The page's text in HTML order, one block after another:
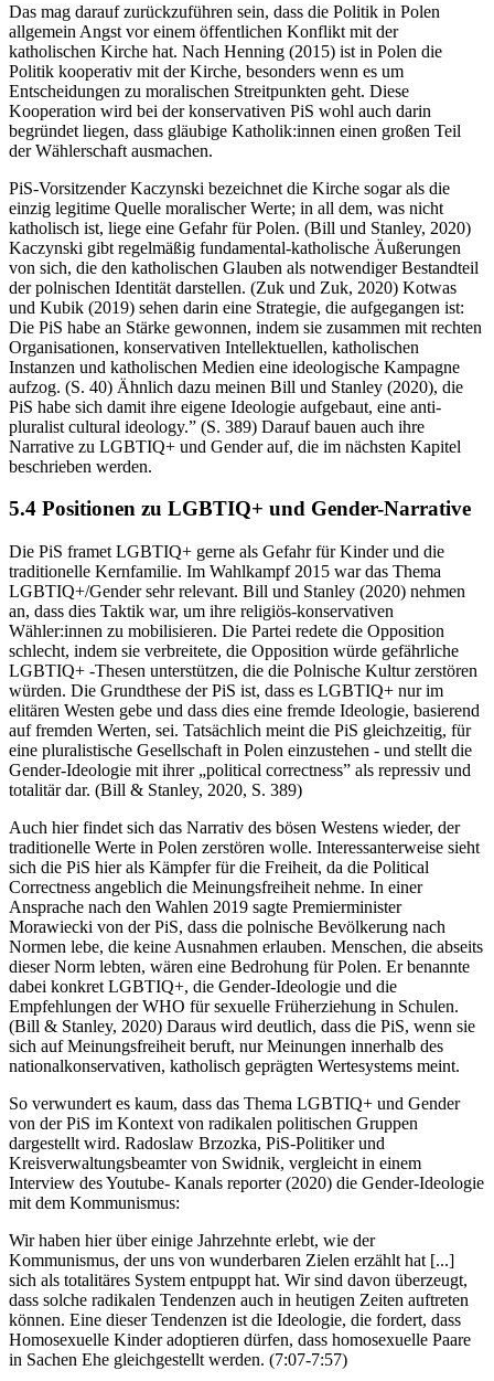
Das mag darauf zurückzuführen sein, dass die Politik in Polen
allgemein Angst vor einem öffentlichen Konflikt mit der
katholischen Kirche hat. Nach Henning (2015) ist in Polen die
Politik kooperativ mit der Kirche, besonders wenn es um
Entscheidungen zu moralischen Streitpunkten geht. Diese
Kooperation wird bei der konservativen PiS wohl auch darin
begründet liegen, dass gläubige Katholik:innen einen großen Teil
der Wählerschaft ausmachen.
PiS-Vorsitzender Kaczynski bezeichnet die Kirche sogar als die
einzig legitime Quelle moralischer Werte; in all dem, was nicht
katholisch ist, liege eine Gefahr für Polen. (Bill und Stanley, 2020)
Kaczynski gibt regelmäßig fundamental-katholische Äußerungen
von sich, die den katholischen Glauben als notwendiger Bestandteil
der polnischen Identität darstellen. (Zuk und Zuk, 2020) Kotwas
und Kubik (2019) sehen darin eine Strategie, die aufgegangen ist:
Die PiS habe an Stärke gewonnen, indem sie zusammen mit rechten
Organisationen, konservativen Intellektuellen, katholischen
Instanzen und katholischen Medien eine ideologische Kampagne
aufzog. (S. 40) Ähnlich dazu meinen Bill und Stanley (2020), die
PiS habe sich damit ihre eigene Ideologie aufgebaut, eine anti-
pluralist cultural ideology.” (S. 389) Darauf bauen auch ihre
Narrative zu LGBTIQ+ und Gender auf, die im nächsten Kapitel
beschrieben werden.
5.4 Positionen zu LGBTIQ+ und Gender-Narrative
Die PiS framet LGBTIQ+ gerne als Gefahr für Kinder und die
traditionelle Kernfamilie. Im Wahlkampf 2015 war das Thema
LGBTIQ+/Gender sehr relevant. Bill und Stanley (2020) nehmen
an, dass dies Taktik war, um ihre religiös-konservativen
Wähler:innen zu mobilisieren. Die Partei redete die Opposition
schlecht, indem sie verbreitete, die Opposition würde gefährliche
LGBTIQ+ -Thesen unterstützen, die die Polnische Kultur zerstören
würden. Die Grundthese der PiS ist, dass es LGBTIQ+ nur im
elitären Westen gebe und dass dies eine fremde Ideologie, basierend
auf fremden Werten, sei. Tatsächlich meint die PiS gleichzeitig, für
eine pluralistische Gesellschaft in Polen einzustehen - und stellt die
Gender-Ideologie mit ihrer „political correctness” als repressiv und
totalitär dar. (Bill & Stanley, 2020, S. 389)
Auch hier findet sich das Narrativ des bösen Westens wieder, der
traditionelle Werte in Polen zerstören wolle. Interessanterweise sieht
sich die PiS hier als Kämpfer für die Freiheit, da die Political
Correctness angeblich die Meinungsfreiheit nehme. In einer
Ansprache nach den Wahlen 2019 sagte Premierminister
Morawiecki von der PiS, dass die polnische Bevölkerung nach
Normen lebe, die keine Ausnahmen erlauben. Menschen, die abseits
dieser Norm lebten, wären eine Bedrohung für Polen. Er benannte
dabei konkret LGBTIQ+, die Gender-Ideologie und die
Empfehlungen der WHO für sexuelle Früherziehung in Schulen.
(Bill & Stanley, 2020) Daraus wird deutlich, dass die PiS, wenn sie
sich auf Meinungsfreiheit beruft, nur Meinungen innerhalb des
national­konservativen, katholisch geprägten Wertesystems meint.
So verwundert es kaum, dass das Thema LGBTIQ+ und Gender
von der PiS im Kontext von radikalen politischen Gruppen
dargestellt wird. Radoslaw Brzozka, PiS-Politiker und
Kreisverwaltungsbeamter von Swidnik, vergleicht in einem
Interview des Youtube- Kanals reporter (2020) die Gender-Ideologie
mit dem Kommunismus:
Wir haben hier über einige Jahrzehnte erlebt, wie der
Kommunismus, der uns von wunderbaren Zielen erzählt hat [...]
sich als totalitäres System entpuppt hat. Wir sind davon überzeugt,
dass solche radikalen Tendenzen auch in heutigen Zeiten auftreten
können. Eine dieser Tendenzen ist die Ideologie, die fordert, dass
Homosexuelle Kinder adoptieren dürfen, dass homosexuelle Paare
in Sachen Ehe gleichgestellt werden. (7:07-7:57)